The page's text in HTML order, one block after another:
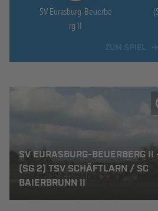
SV Eurasburg-Beuerbe
rg II
SV EURASBURG-BEUERBERG II
(SG 2) TSV SCHÄFTLARN / SC
BAIERBRUNN II